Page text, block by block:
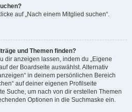
auf „Nach einem Mitglied suchen“.
und Themen finden?
dir anzeigen lassen, indem du „Eigene
der Boardseite auswählst. Alternativ
in deinem persönlichen Bereich
auf deiner eigenen Profilseite
Suche, um nach von dir erstellen Themen
Optionen in die Suchmaske ein.